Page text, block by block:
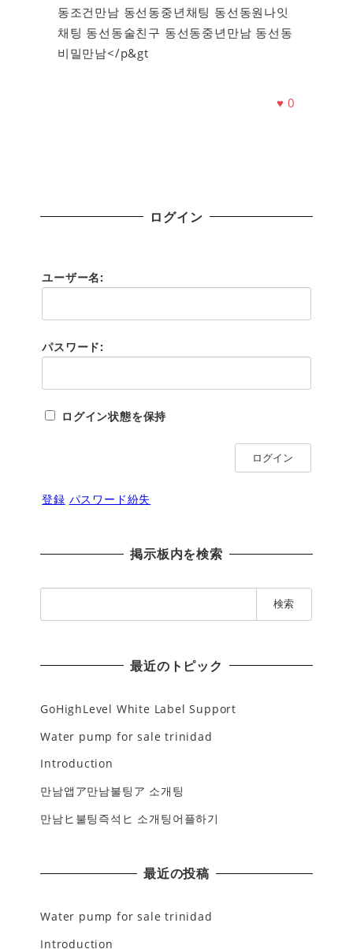
동조건만남 동선동중년채팅 동선동원나잇
채팅 동선동술친구 동선동중년만남 동선동
비밀만남</p&gt
♥0
ログイン
ユーザー名:
パスワード:
ログイン状態を保持
ログイン
登録 パスワード紛失
掲示板内を検索
索
最近のトピック
GoHighLevel White Label Support
Water pump for sale trinidad
Introduction
만남앱ア만남불팅ア 소개팅
만남ヒ불팅즉석ヒ 소개팅어플하기
最近の投稿
Water pump for sale trinidad
Introduction